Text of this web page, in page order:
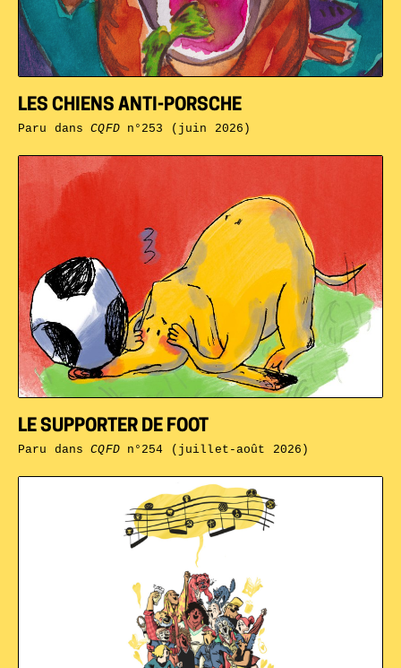
LE SUPPORTER DE FOOT
Paru dansCQFDn°254 (juillet-août 2026)
LES CHIENS ANTI-PORSCHE
Paru dansCQFDn°253 (juin 2026)